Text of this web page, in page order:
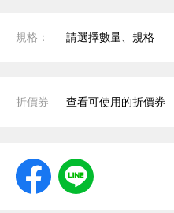
規格： 請選擇數量、規格
折價券 查看可使用的折價券